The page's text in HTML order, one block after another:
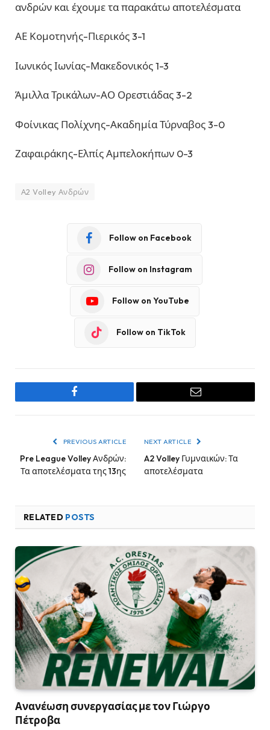
ανδρών και έχουμε τα παρακάτω αποτελέσματα
ΑΕ Κομοτηνής-Πιερικός 3-1
Ιωνικός Ιωνίας-Μακεδονικός 1-3
Άμιλλα Τρικάλων-ΑΟ Ορεστιάδας 3-2
Φοίνικας Πολίχνης-Ακαδημία Τύρναβος 3-0
Ζαφαιράκης-Ελπίς Αμπελοκήπων 0-3
Α2 Volley Ανδρών
Follow on Facebook
Follow on Instagram
Follow on YouTube
Follow on TikTok
Facebook Email
PREVIOUS ARTICLE
Pre League Volley Ανδρών:
Τα αποτελέσματα της 13ης
NEXT ARTICLE
A2 Volley Γυμναικών: Τα
αποτελέσματα
RELATED POSTS
Ανανέωση συνεργασίας με τον Γιώργο
Πέτροβα